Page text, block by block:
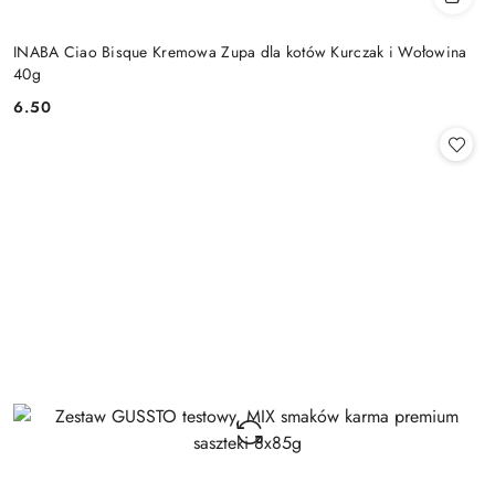
INABA Ciao Bisque Kremowa Zupa dla kotów Kurczak i Wołowina
40g
Cena:
6.50